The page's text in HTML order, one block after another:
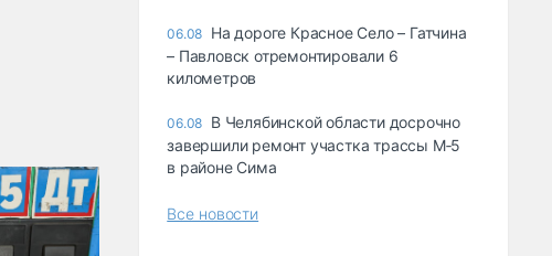
06.08 На дороге Красное Село – Гатчина
– Павловск отремонтировали 6
километров
06.08 В Челябинской области досрочно
завершили ремонт участка трассы М‑5
в районе Сима
Все новости